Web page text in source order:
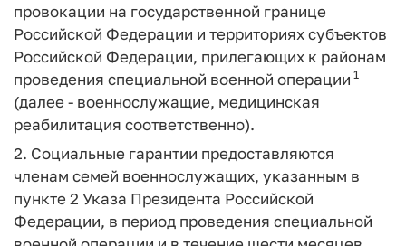
провокации на государственной границе
Российской Федерации и территориях субъектов
Российской Федерации, прилегающих к районам
проведения специальной военной операции 1
(далее - военнослужащие, медицинская
реабилитация соответственно).
2. Социальные гарантии предоставляются
членам семей военнослужащих, указанным в
пункте 2 Указа Президента Российской
Федерации, в период проведения специальной